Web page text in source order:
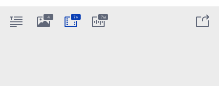
4 7м 7м